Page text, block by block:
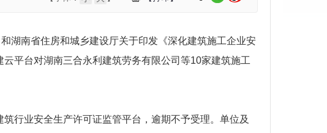
湖南省住房和城乡建设厅关于印发《深化建筑施工企业安
云平台对湖南三合永利建筑劳务有限公司 等10家建筑施工
行业安全生产许可证监管平台，逾期不予受理。单位及